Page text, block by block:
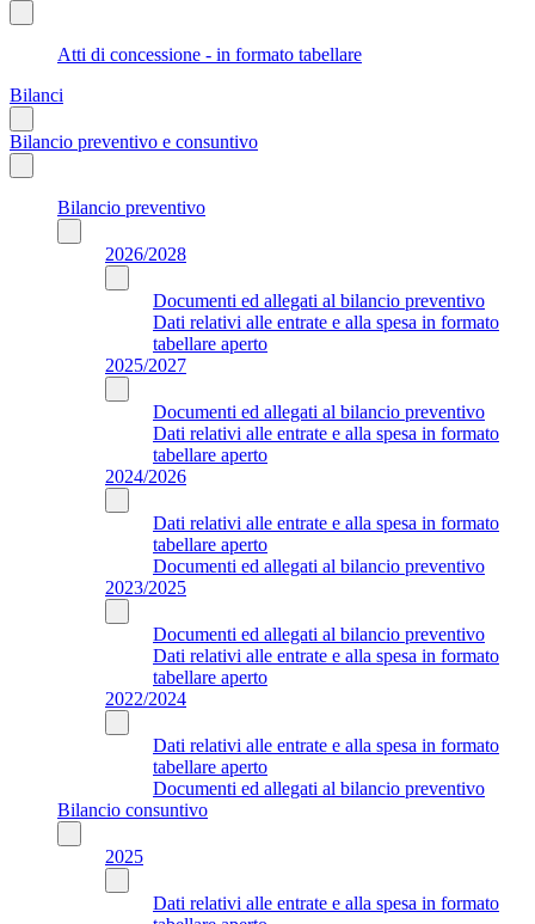
Atti di concessione - in formato tabellare
Bilanci
Bilancio preventivo e consuntivo
Bilancio preventivo
2026/2028
Documenti ed allegati al bilancio preventivo
Dati relativi alle entrate e alla spesa in formato
tabellare aperto
2025/2027
Documenti ed allegati al bilancio preventivo
Dati relativi alle entrate e alla spesa in formato
tabellare aperto
2024/2026
Dati relativi alle entrate e alla spesa in formato
tabellare aperto
Documenti ed allegati al bilancio preventivo
2023/2025
Documenti ed allegati al bilancio preventivo
Dati relativi alle entrate e alla spesa in formato
tabellare aperto
2022/2024
Dati relativi alle entrate e alla spesa in formato
tabellare aperto
Documenti ed allegati al bilancio preventivo
Bilancio consuntivo
2025
Dati relativi alle entrate e alla spesa in formato